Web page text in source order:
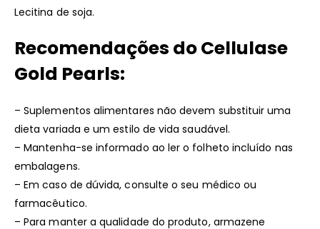
Lecitina de soja.
Recomendações do Cellulase
Gold Pearls:
– Suplementos alimentares não devem substituir uma
dieta variada e um estilo de vida saudável.
– Mantenha-se informado ao ler o folheto incluído nas
embalagens.
– Em caso de dúvida, consulte o seu médico ou
farmacêutico.
– Para manter a qualidade do produto, armazene